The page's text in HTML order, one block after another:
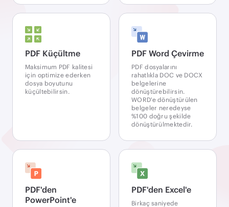
PDF Küçültme
Maksimum PDF kalitesi
için optimize ederken
dosya boyutunu
küçültebilirsin.
PDF Word Çevirme
PDF dosyalarını
rahatlıkla DOC ve DOCX
belgelerine
dönüştürebilirsin.
WORD'e dönüştürülen
belgeler neredeyse
%100 doğru şekilde
dönüştürülmektedir.
PDF'den
PowerPoint'e
PDF'den Excel'e
Birkaç saniyede